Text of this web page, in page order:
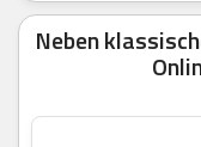
Neben